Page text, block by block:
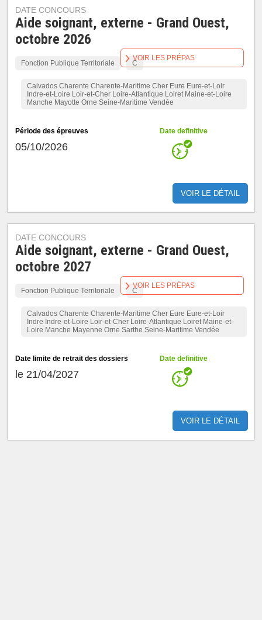
DATE CONCOURS
Aide soignant, externe - Grand Ouest,
octobre 2026
Fonction Publique Territoriale C
Calvados Charente Charente-Maritime Cher Eure Eure-et-Loir
Indre-et-Loire Loir-et-Cher Loire-Atlantique Loiret Maine-et-Loire
Manche Mayotte Orne Seine-Maritime Vendée
Période des épreuves
05/10/2026
Date definitive
VOIR LE DÉTAIL
VOIR LES PRÉPAS
DATE CONCOURS
Aide soignant, externe - Grand Ouest,
octobre 2027
Fonction Publique Territoriale C
Calvados Charente Charente-Maritime Cher Eure Eure-et-Loir
Indre Indre-et-Loire Loir-et-Cher Loire-Atlantique Loiret Maine-et-
Loire Manche Mayenne Orne Sarthe Seine-Maritime Vendée
Date limite de retrait des dossiers
le 21/04/2027
Date definitive
VOIR LE DÉTAIL
VOIR LES PRÉPAS